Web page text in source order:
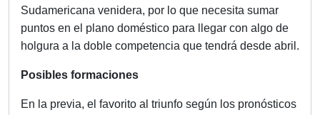
Sudamericana venidera, por lo que necesita sumar
puntos en el plano doméstico para llegar con algo de
holgura a la doble competencia que tendrá desde abril.
Posibles formaciones
En la previa, el favorito al triunfo según los pronósticos